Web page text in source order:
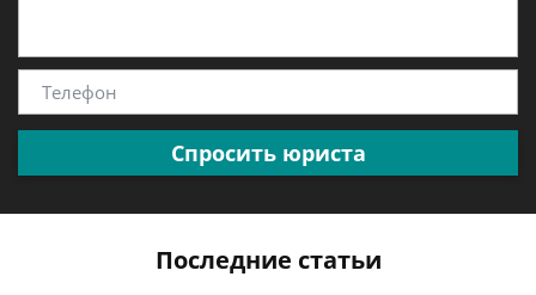
Спросить юриста
Последние статьи